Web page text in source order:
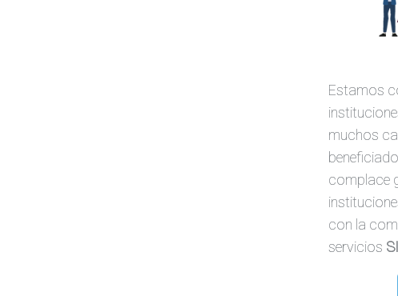
Estamos
muchos
complace
con la
servicios